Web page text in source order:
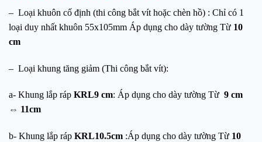
– Loại khuôn cố định (thi công bắt vít hoặc chèn hồ) : Chỉ có 1
loại duy nhất khuôn 55x105mm Áp dụng cho dày tường Từ 10
cm
– Loại khung tăng giảm (Thi công bắt vít):
a- Khung lắp ráp KRL9 cm: Áp dụng cho dày tường Từ 9 cm
⇔ 11cm
b- Khung lắp ráp KRL10.5cm :Áp dụng cho dày tường Từ 10